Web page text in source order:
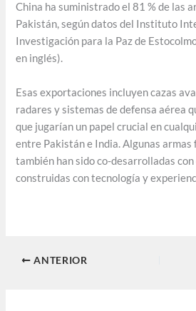
China ha suministrado el 81 % de las
Pakistán, según datos del Instituto
Investigación para la Paz de
en inglés).
Esas exportaciones incluyen cazas
radares y sistemas de defensa aérea
que jugarían un papel crucial en
entre Pakistán e India. Algunas
también han sido co-desarrolladas
construidas con tecnología y
ANTERIOR